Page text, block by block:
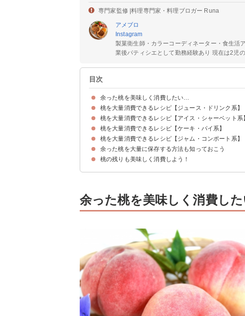
専門家監修 |料理専門家・料理ブロガー Runa
アメブロ
Instagram
製菓衛生師・カラーコーディネーター・食生活
業後パティシエとして勤務経験あり 現在は2児
目次
余った桃を美味しく消費したい…
桃を大量消費できるレシピ【ジュース・ドリンク系】
①桃のジュース
②桃のヨーグルトスムージー
③パフェ風ピーチティー
桃を大量消費できるレシピ【アイス・シャーベット系】
①桃のジェラート
②桃のアイスクリーム
③桃のシャーベット
④桃のアイスケーキ
桃を大量消費できるレシピ【ケーキ・パイ系】
①冷凍パイシートで作る桃のパイ
②炊飯器で作る桃のケーキ
③余った桃で作るレアチーズケーキ
④桃のコンポートで作るベイクドチーズケーキ
⑤桃のムース
桃を大量消費できるレシピ【ジャム・コンポート系】
①桃ジャム
②桃のコンポート
③電子レンジで作る桃のコンポート
余った桃を大量に保存する方法も知っておこう
桃の残りも美味しく消費しよう！
余った桃を美味しく消費し